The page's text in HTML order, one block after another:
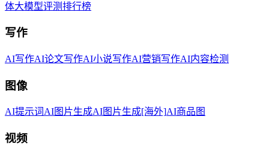
体大模型评测排行榜
写作
AI写作AI论文写作AI小说写作AI营销写作AI内容检测
图像
AI提示词AI图片生成AI图片生成[海外]AI商品图
视频